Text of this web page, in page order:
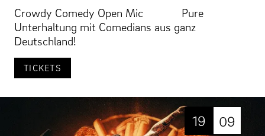
Crowdy Comedy Open Mic Pure
Unterhaltung mit Comedians aus ganz
Deutschland!
TICKETS
19 09